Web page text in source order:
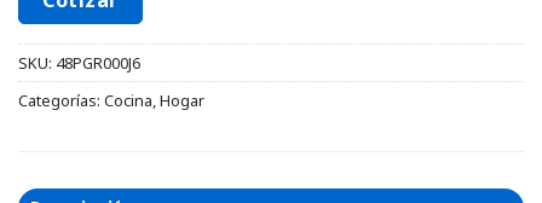
SKU: 48PGR000J6
Categorías: Cocina Hogar